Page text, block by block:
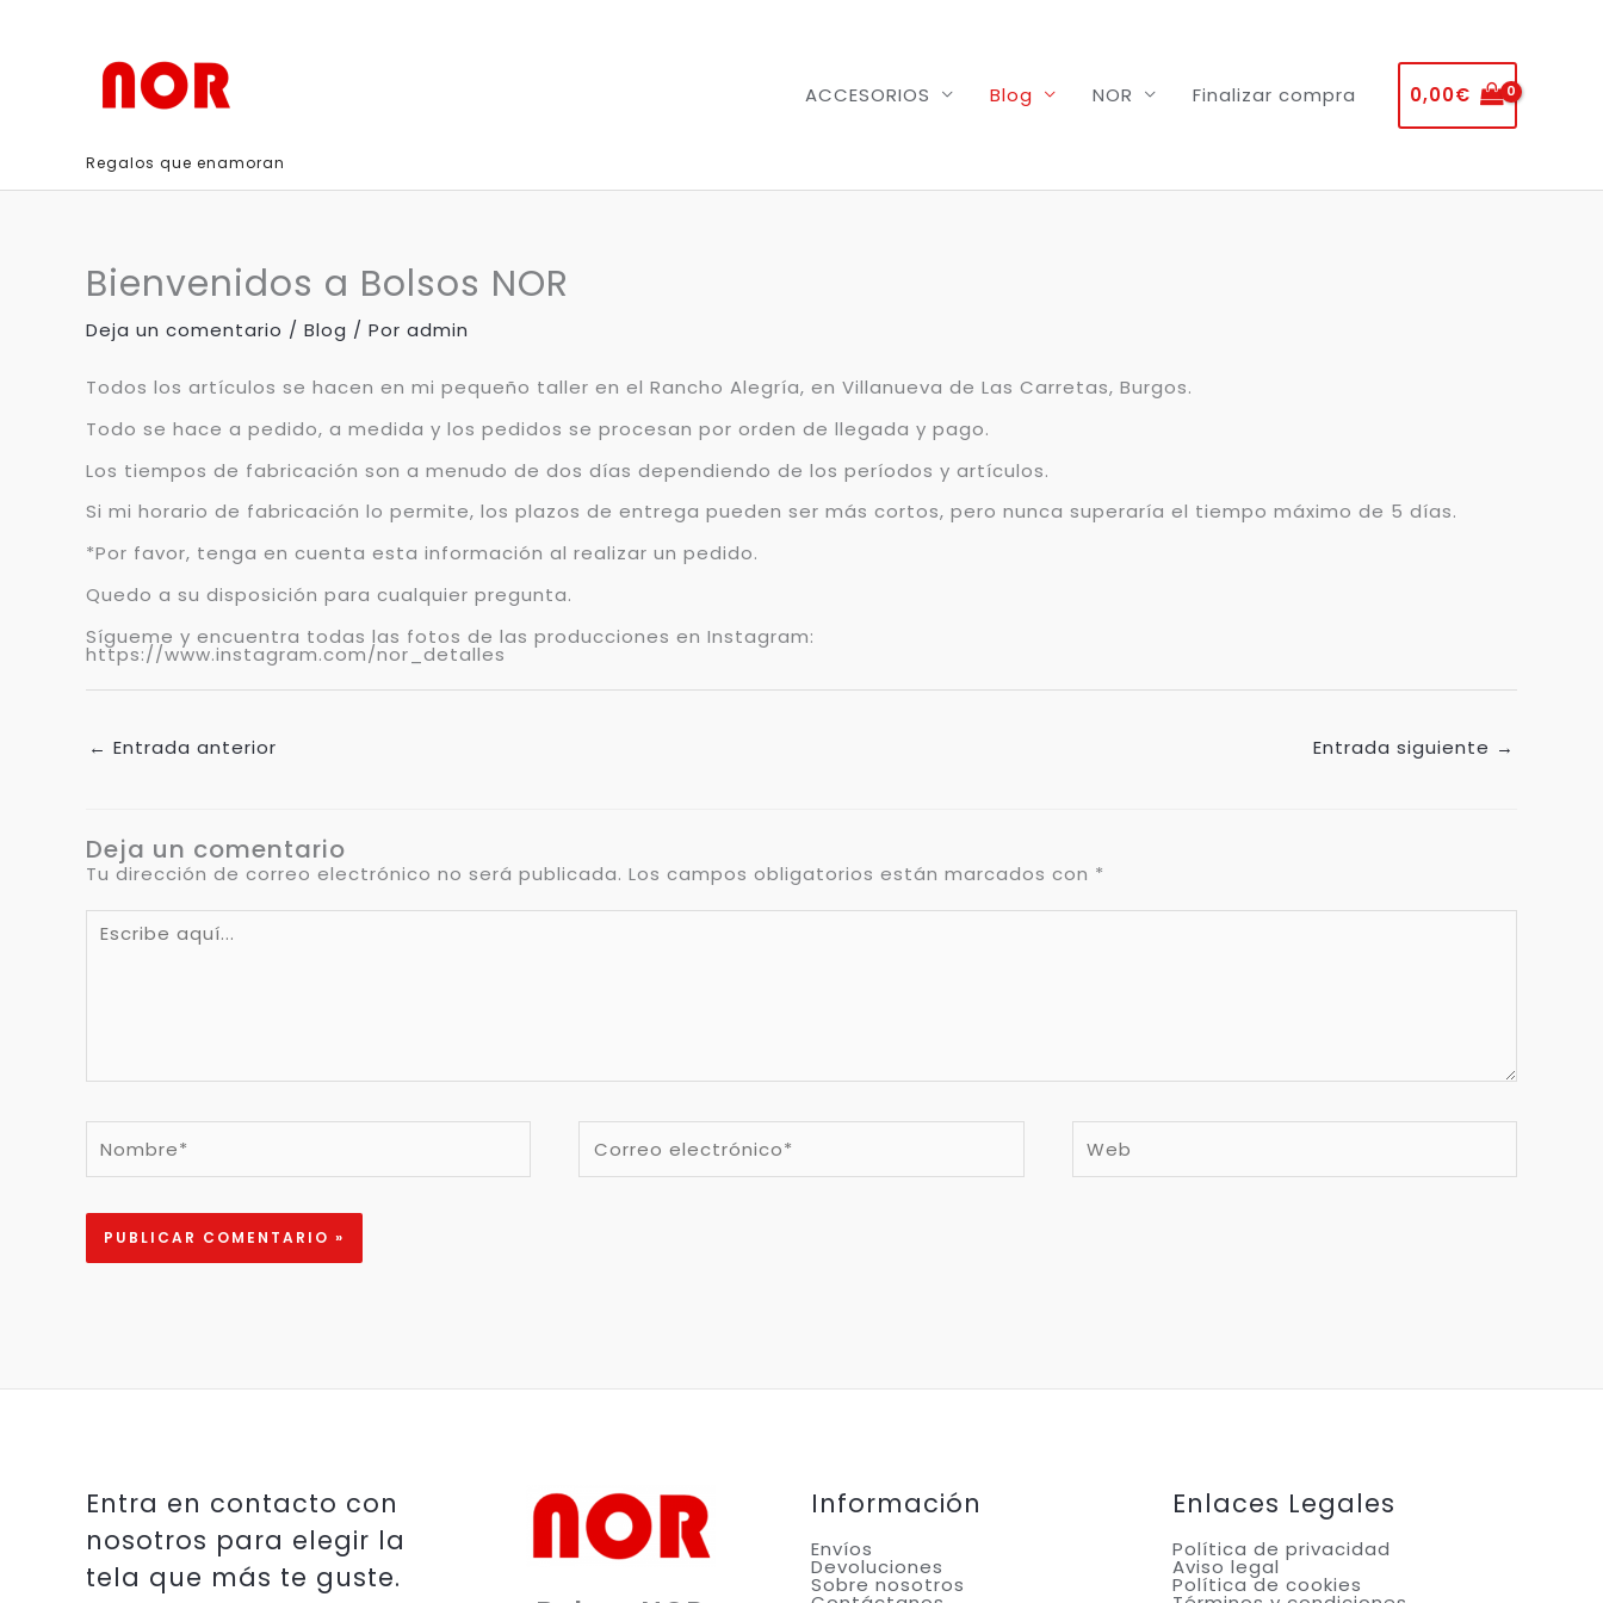
Regalos que enamoran
ACCESORIOS Blog NOR Finalizar compra 0,00€
Bienvenidos a Bolsos NOR
Deja un comentario / Blog / Por admin
Todos los artículos se hacen en mi pequeño taller en el Rancho Alegría, en Villanueva de Las Carretas, Burgos.
Todo se hace a pedido, a medida y los pedidos se procesan por orden de llegada y pago.
Los tiempos de fabricación son a menudo de dos días dependiendo de los períodos y artículos.
Si mi horario de fabricación lo permite, los plazos de entrega pueden ser más cortos, pero nunca superaría el tiempo máximo de 5 días.
*Por favor, tenga en cuenta esta información al realizar un pedido.
Quedo a su disposición para cualquier pregunta.
Sígueme y encuentra todas las fotos de las producciones en Instagram:
https://www.instagram.com/nor_detalles
← Entrada anterior Entrada siguiente →
Deja un comentario
Tu dirección de correo electrónico no será publicada. Los campos obligatorios están marcados con *
Escribe
aquí...
Nombre* Correo
electrónico*
Web
Entra en contacto con
nosotros para elegir la
tela que más te guste.
Información
Envíos
Devoluciones
Sobre nosotros
Enlaces Legales
Política de privacidad
Aviso legal
Política de cookies